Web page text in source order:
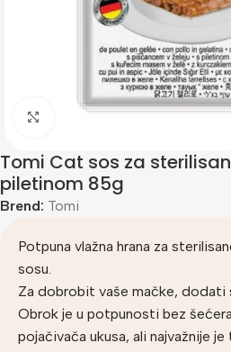
Klik za uvećanje
Tomi Cat sos za
piletinom 85g
Brend: Tomi
Potpuna vlažna hrana za
sosu.
Za dobrobit vaše mačke, dodati
Obrok je u potpunosti bez
pojačivača ukusa, ali najvažnije